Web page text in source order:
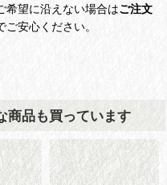
希望に沿えない場合はご注文
ご安心ください。
商品も買っています